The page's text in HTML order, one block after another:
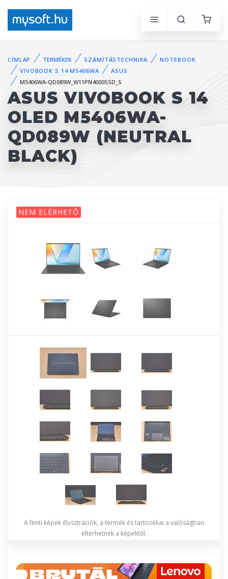
CÍMLAP TERMÉKEK SZÁMÍTÁSTECHNIKA
NOTEBOOK
VIVOBOOK S 14 M5406WA
ASUS
M5406WA-QD089W_W11PN4000SSD_S
ASUS VIVOBOOK S 14
OLED M5406WA-
QD089W (NEUTRAL
BLACK)
NEM ELÉRHETŐ
A fenti képek illusztrációk, a termék és tartozékai a valóságban
eltérhetnek a képektől.